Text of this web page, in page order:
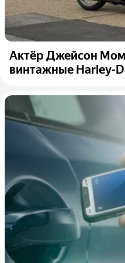
Актёр Джейсон
винтажные Harley-